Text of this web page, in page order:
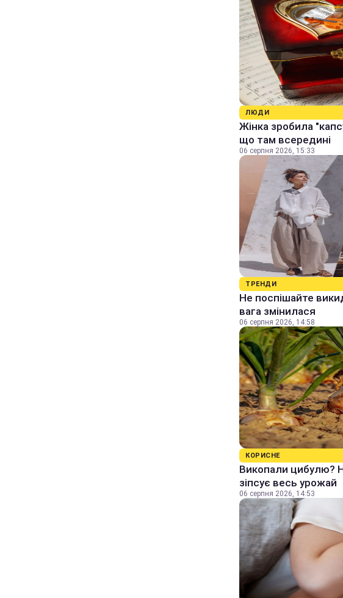
ЛЮДИ
Жінка зробила
що там всередині
06 серпня 2026, 15:33
ТРЕНДИ
Не поспішайте
вага змінилася
06 серпня 2026, 14:58
КОРИСНЕ
Викопали цибулю?
зіпсує весь урожай
06 серпня 2026, 14:53